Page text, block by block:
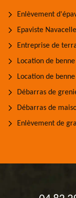
Enlèvement
Epaviste
Entreprise de
Location de
Location de
Débarras de
Débarras de
Enlèvement de